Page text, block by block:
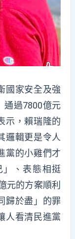
國家安全及強
通過7800億元
示，賴瑞隆的
邏輯更是令人
黨的小雞們才
、表態相挺
元的方案順利
歸於盡」的罪
人看清民進黨